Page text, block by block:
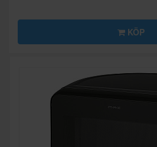
KÖP